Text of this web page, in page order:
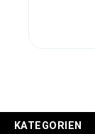
KATEGORIEN